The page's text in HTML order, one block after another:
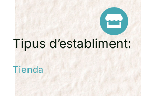
Tipus d’establiment:
Tienda